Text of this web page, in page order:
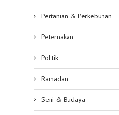
Pertanian & Perkebunan
Peternakan
Politik
Ramadan
Seni & Budaya